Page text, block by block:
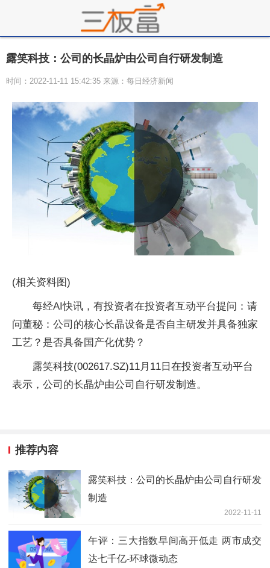
露笑科技：公司的长晶炉由公司自行研发制造
时间：2022-11-11 15:42:35 来源：每日经济新闻
(相关资料图)
每经AI快讯，有投资者在投资者互动平台提问：请
问董秘：公司的核心长晶设备是否自主研发并具备独家
工艺？是否具备国产化优势？
露笑科技(002617.SZ)11月11日在投资者互动平台
表示，公司的长晶炉由公司自行研发制造。
推荐内容
露笑科技：公司的长晶炉由公司自行研发
制造
2022-11-11
午评：三大指数早间高开低走 两市成交
达七千亿-环球微动态